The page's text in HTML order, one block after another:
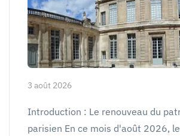
3 août 2026
Introduction : Le renouveau du
parisien En ce mois d'août 2026,